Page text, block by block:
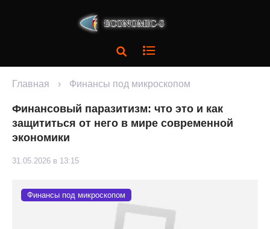
Главная › Финансы под микроскопом
Финансовый паразитизм: что это и как
защититься от него в мире современной
экономики
31.05.2026 в 13:15
Финансы под микроскопом